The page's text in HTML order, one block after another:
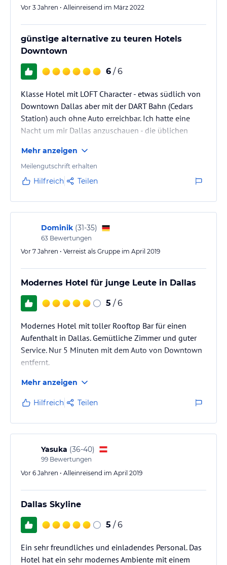
Vor 3 Jahren • Alleinreisend im März 2022
günstige alternative zu teuren Hotels
Downtown
6 / 6
Klasse Hotel mit LOFT Character - etwas südlich von
Downtown Dallas aber mit der DART Bahn (Cedars
Station) auch ohne Auto erreichbar. Ich hatte eine
Nacht um mir Dallas anzuschauen - die üblichen
ein wenig Umkreissuche mit Bahnanschluss bin ich
auf das Canvas gekommen. Ein echtes Fabrikgebäude
- die Backsteine sind teilweise offen sichtbar was mit
topmodernes Bad in Zimmer , bequemes Boxspring
Bett. Rooftop Bar mit…
Mehr anzeigen
Meilengutschrift erhalten
Hilfreich Teilen
Dominik (31-35)
63 Bewertungen
Vor 7 Jahren • Verreist als Gruppe im April 2019
Modernes Hotel für junge Leute in Dallas
5 / 6
Modernes Hotel mit toller Rooftop Bar für einen
Aufenthalt in Dallas. Gemütliche Zimmer und guter
Service. Nur 5 Minuten mit dem Auto von Downtown
entfernt.
Mehr anzeigen
Hilfreich Teilen
Yasuka (36-40)
99 Bewertungen
Vor 6 Jahren • Alleinreisend im April 2019
Dallas Skyline
5 / 6
Ein sehr freundliches und einladendes Personal. Das
Hotel hat ein sehr modernes Ambiente mit einem